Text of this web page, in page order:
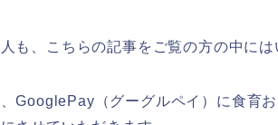
も、こちらの記事をご覧の方の中に
GooglePay（グーグルペイ）に食育